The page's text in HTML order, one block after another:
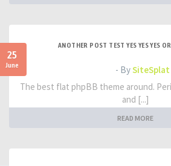
25
June
ANOTHER POST TEST YES YES YES
- BySiteSplat
The best flat phpBB theme around.
and [...]
READ MORE